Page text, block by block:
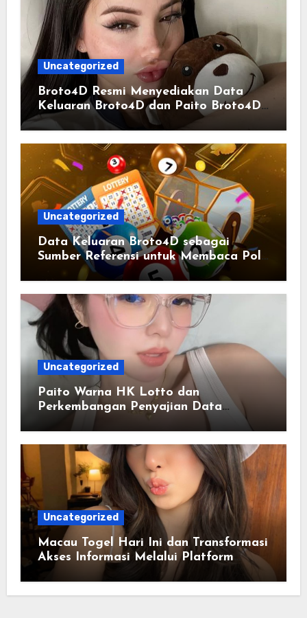
Uncategorized
Broto4D Resmi Menyediakan Data
Keluaran Broto4D dan Paito Broto4D
yang Selalu Diperbarui
Uncategorized
Data Keluaran Broto4D sebagai
Sumber Referensi untuk Membaca Pola
Statistik
Uncategorized
Paito Warna HK Lotto dan
Perkembangan Penyajian Data
Berbasis Warna
Uncategorized
Macau Togel Hari Ini dan Transformasi
Akses Informasi Melalui Platform
Digital Modern